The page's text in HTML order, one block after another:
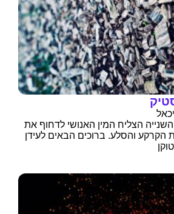
הצליח המין האנושי לדחוף את
הקרקע והסלע. ברוכים הבאים לעידן